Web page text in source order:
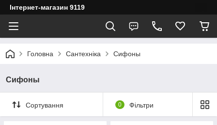
Інтернет-магазин 9119
Головна Сантехніка Сифоны
Сифоны
Сортування 0 Фільтри